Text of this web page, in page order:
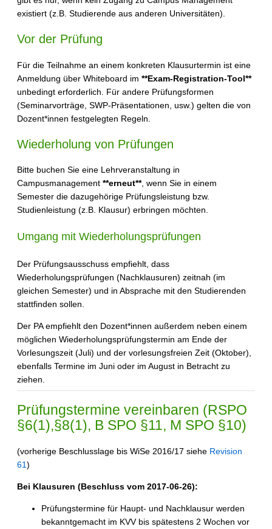
existiert (z.B. Studierende aus anderen Universitäten).
Vor der Prüfung
Für die Teilnahme an einem konkreten Klausurtermin ist eine
Anmeldung über Whiteboard im **Exam-Registration-Tool**
unbedingt erforderlich. Für andere Prüfungsformen
(Seminarvorträge, SWP-Präsentationen, usw.) gelten die von
Dozent*innen festgelegten Regeln.
Wiederholung von Prüfungen
Bitte buchen Sie eine Lehrveranstaltung in
Campusmanagement **erneut**, wenn Sie in einem
Semester die dazugehörige Prüfungsleistung bzw.
Studienleistung (z.B. Klausur) erbringen möchten.
Umgang mit Wiederholungsprüfungen
Der Prüfungsausschuss empfiehlt, dass
Wiederholungsprüfungen (Nachklausuren) zeitnah (im
gleichen Semester) und in Absprache mit den Studierenden
stattfinden sollen.
Der PA empfiehlt den Dozent*innen außerdem neben einem
möglichen Wiederholungsprüfungstermin am Ende der
Vorlesungszeit (Juli) und der vorlesungsfreien Zeit (Oktober),
ebenfalls Termine im Juni oder im August in Betracht zu
ziehen.
Prüfungstermine vereinbaren (RSPO
§6(1),§8(1), B SPO §11, M SPO §10)
(vorherige Beschlusslage bis WiSe 2016/17 siehe Revision
61)
Bei Klausuren (Beschluss vom 2017-06-26):
Prüfungstermine für Haupt- und Nachklausur werden
bekanntgemacht im KVV bis spätestens 2 Wochen vor